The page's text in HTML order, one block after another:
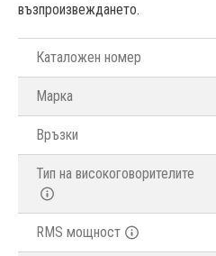
възпроизвеждането.
Каталожен номер
Марка
Връзки
Тип на високоговорителите
RMS мощност